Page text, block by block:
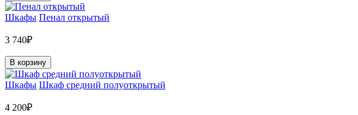
Шкафы Пенал открытый
3 740₽
В корзину
Шкафы Шкаф средний полуоткрытый
4 200₽